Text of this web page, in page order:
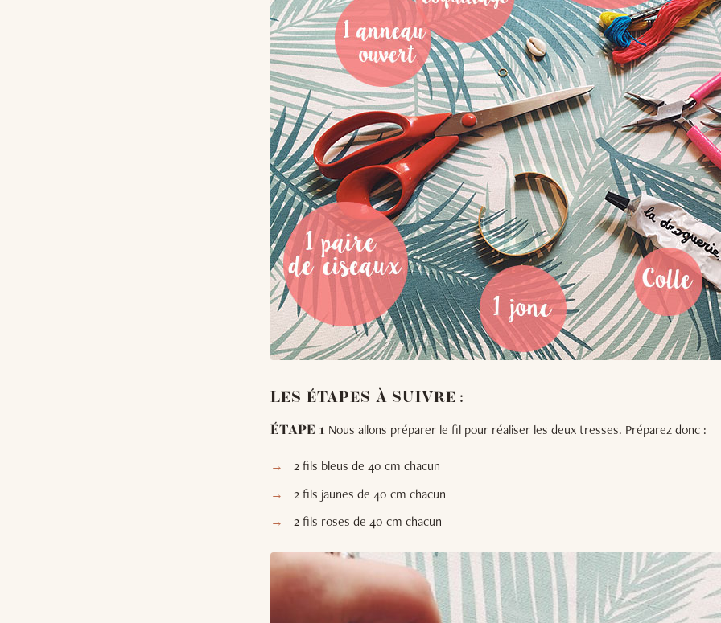
LES ÉTAPES À SUIVRE :
ÉTAPE 1 Nous allons préparer le fil pour réaliser les deux tresses. Préparez donc :
2 fils bleus de 40 cm chacun
2 fils jaunes de 40 cm chacun
2 fils roses de 40 cm chacun